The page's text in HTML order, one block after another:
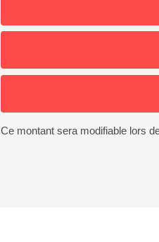
Ce montant sera modifiable lors